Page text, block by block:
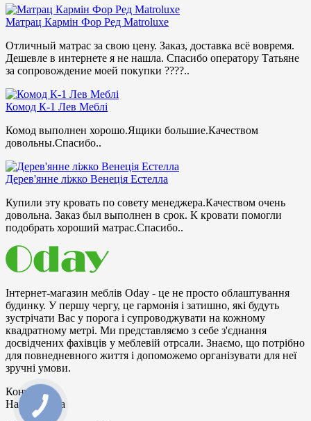
Матрац Кармін Фор Ред Matroluxe
Отличный матрас за свою цену. Заказ, доставка всё вовремя.
Дешевле в интернете я не нашла. Спасибо оператору Татьяне
за сопровождение моей покупки ????..
Комод К-1 Лев Меблі
Комод выполнен хорошо.Ящики большие.Качеством
довольны.Спасибо..
Дерев'янне ліжко Венеція Естелла
Купили эту кровать по совету менеджера.Качеством очень
довольна. Заказ был выполнен в срок. К кровати помогли
подобрать хороший матрас.Спасибо..
Інтернет-магазин меблів Oday - це не просто облаштування
будинку. У першу чергу, це гармонія і затишно, які будуть
зустрічати Bac у порога і супроводжувати на кожному
квадратному метрі. Ми представляємо з себе з'єднання
досвідчених фахівців у меблевій отрсали. Знаємо, що потрібно
для повнедневного життя і допоможемо організувати для неї
зручні умови.
Контакти
Наша адреса